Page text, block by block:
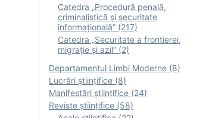
Catedra „Procedură penală,
criminalistică și securitate
informațională” (217)
Catedra „Securitate a frontierei,
migrație și azil” (2)
Departamentul Limbi Moderne (8)
Lucrări științifice (8)
Manifestări ştiinţifice (24)
Reviste ştiinţifice (58)